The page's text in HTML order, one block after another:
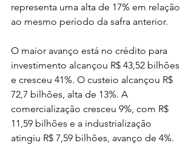
representa uma alta de 17% em relação
ao mesmo período da safra anterior.
O maior avanço está no crédito para
investimento alcançou R$ 43,52 bilhões
e cresceu 41%. O custeio alcançou R$
72,7 bilhões, alta de 13%. A
comercialização cresceu 9%, com R$
11,59 bilhões e a industrialização
atingiu R$ 7,59 bilhões, avanço de 4%.